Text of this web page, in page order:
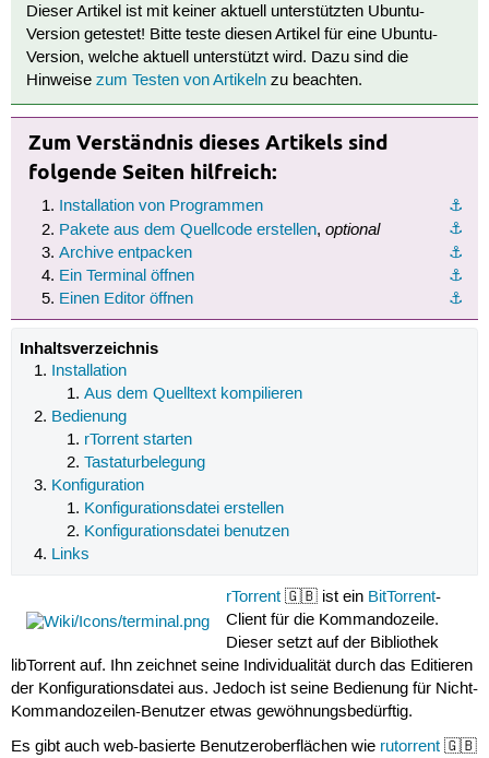
Dieser Artikel ist mit keiner aktuell unterstützten Ubuntu-
Version getestet! Bitte teste diesen Artikel für eine Ubuntu-
Version, welche aktuell unterstützt wird. Dazu sind die
Hinweisezum Testen von Artikeln zu beachten.
Zum Verständnis dieses Artikels sind
folgende Seiten hilfreich:
⚓︎
Installation von Programmen
⚓︎
Pakete aus dem Quellcode erstellen, optional
⚓︎
Archive entpacken
⚓︎
Ein Terminal öffnen
⚓︎
Einen Editor öffnen
Inhaltsverzeichnis
Installation
Aus dem Quelltext kompilieren
Bedienung
rTorrent starten
Tastaturbelegung
Konfiguration
Konfigurationsdatei erstellen
Konfigurationsdatei benutzen
Links
rTorrent 🇬🇧 ist ein BitTorrent-
Client für die Kommandozeile.
Dieser setzt auf der Bibliothek
libTorrent auf. Ihn zeichnet seine Individualität durch das Editieren
der Konfigurationsdatei aus. Jedoch ist seine Bedienung für Nicht-
Kommandozeilen-Benutzer etwas gewöhnungsbedürftig.
Es gibt auch web-basierte Benutzeroberflächen wie rutorrent🇬🇧